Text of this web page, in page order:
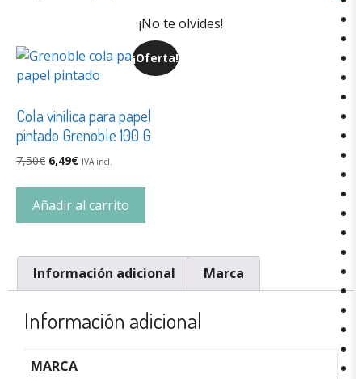
¡No te olvides!
¡Oferta!
Cola vinílica para papel
pintado Grenoble 100 G
7,50€ 6,49€ IVA incl.
Añadir al carrito
Información adicional Marca
Información adicional
MARCA